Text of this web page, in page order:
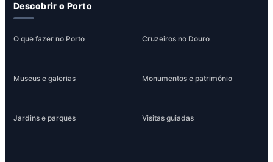
Descobrir o Porto
O que fazer no Porto Cruzeiros no Douro
Museus e galerias Monumentos e património
Jardins e parques Visitas guiadas